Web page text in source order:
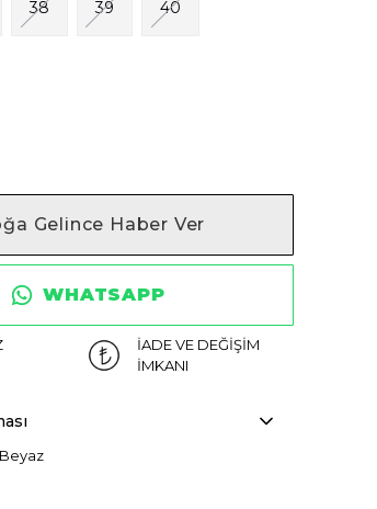
38 39 40
Gelince Haber Ver
WHATSAPP
İADE VE DEĞİŞİM
İMKANI